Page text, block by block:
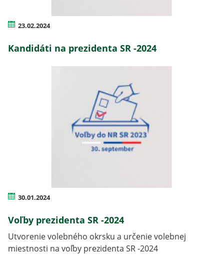
23.02.2024
Kandidáti na prezidenta SR -2024
30.01.2024
Voľby prezidenta SR -2024
Utvorenie volebného okrsku a určenie volebnej
miestnosti na voľby prezidenta SR -2024